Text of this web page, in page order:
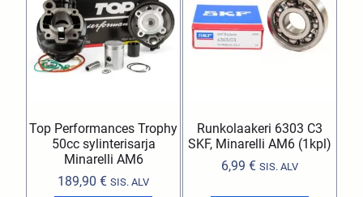
Top Performances Trophy
50cc sylinterisarja
Minarelli AM6
189,90€ SIS. ALV
Runkolaakeri 6303 C3
SKF, Minarelli AM6 (1kpl)
6,99 € SIS. ALV